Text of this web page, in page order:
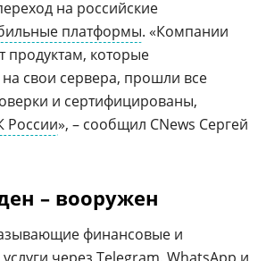
на российские
платформы. «Компании
продуктам, которые
на свои сервера, прошли все
и сертифицированы,
России», – сообщил CNews Сергей
– вооружен
финансовые и